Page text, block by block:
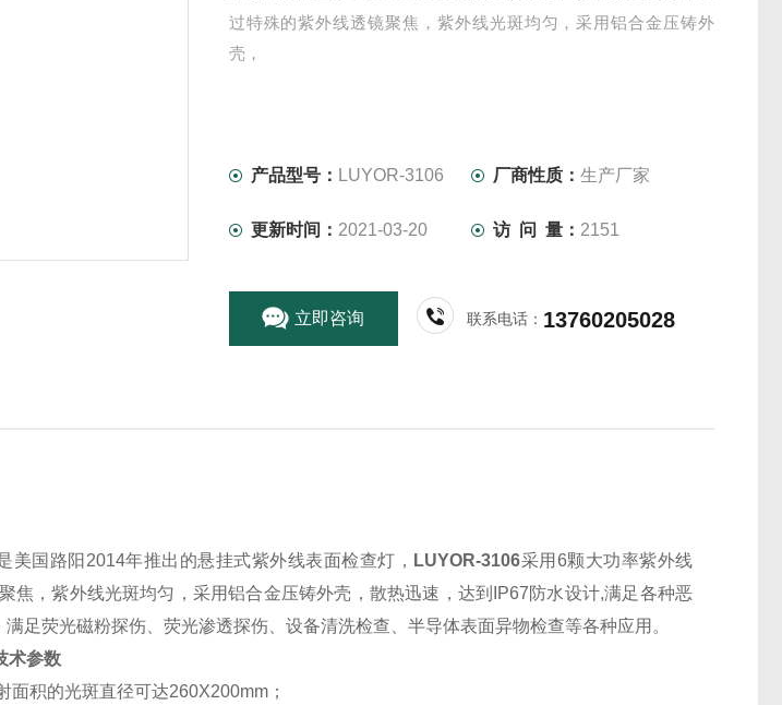
过特殊的紫外线透镜聚焦，紫外线光斑均匀，采用铝合金压铸外
壳，
产品型号： LUYOR-3106 厂商性质：生产厂家
更新时间： 2021-03-20 访 问 量： 2151
立即咨询 联系电话： 13760205028
美国路阳2014年推出的悬挂式紫外线表面检查灯， LUYOR-3106采用6颗大功率紫外线
焦，紫外线光斑均匀，采用铝合金压铸外壳，散热迅速，达到IP67防水设计,满足各种恶
足荧光磁粉探伤、荧光渗透探伤、设备清洗检查、半导体表面异物检查等各种应用。
术参数
积的光斑直径可达260X200mm；